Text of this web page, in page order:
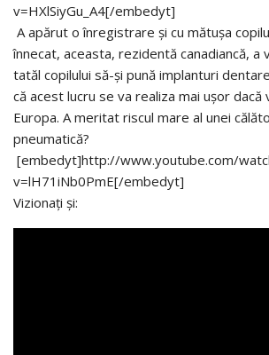
v=HXlSiyGu_A4[/embedyt]
A apărut o înregistrare şi cu mătuşa
înnecat, aceasta, rezidentă canadiancă, a
tatăl copilului să-şi pună implanturi
că acest lucru se va realiza mai uşor dacă
Europa. A meritat riscul mare al unei
pneumatică?
[embedyt]http://www.youtube.com/
v=lH71iNb0PmE[/embedyt]
Vizionaţi şi: